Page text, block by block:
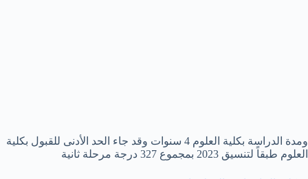
ومدة الدراسة بكلية العلوم 4 سنوات وقد جاء الحد الأدنى للقبول بكلية
العلوم طبقاً لتنسيق 2023 بمجموع 327 درجة مرحلة ثانية